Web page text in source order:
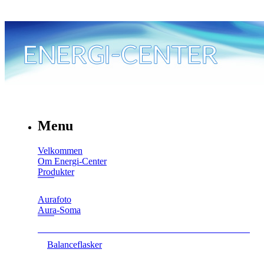
Menu
Velkommen
Om Energi-Center
Produkter
Aurafoto
Aura-Soma
Balanceflasker